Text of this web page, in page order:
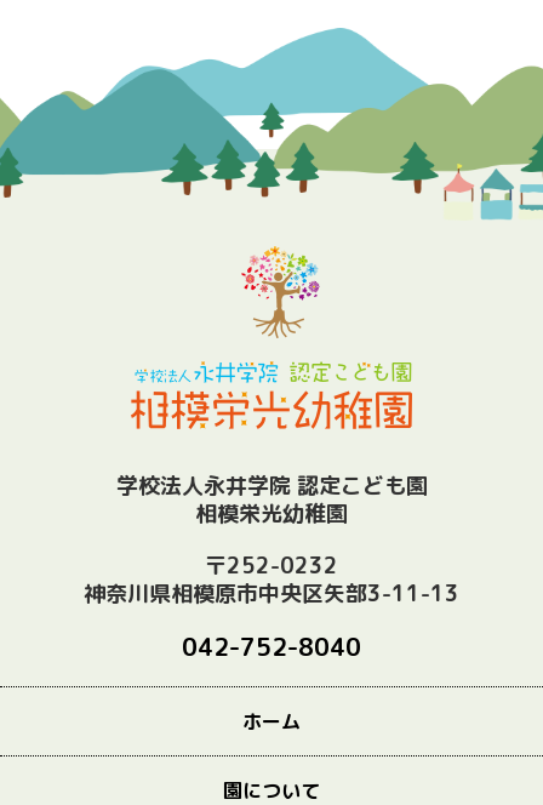
学校法人永井学院 認定こども園
相模栄光幼稚園
〒252-0232
神奈川県相模原市中央区矢部3-11-13
042-752-8040
ホーム
園について